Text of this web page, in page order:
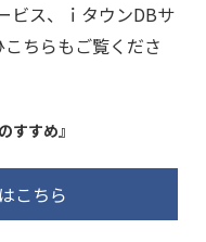
ビス、ｉタウンDBサ
ちらもご覧くださ
すすめ』
こちら